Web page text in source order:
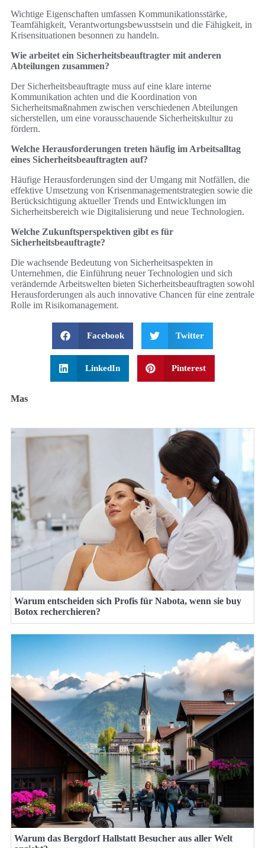
Wichtige Eigenschaften umfassen Kommunikationsstärke,
Teamfähigkeit, Verantwortungsbewusstsein und die Fähigkeit, in
Krisensituationen besonnen zu handeln.
Wie arbeitet ein Sicherheitsbeauftragter mit anderen
Abteilungen zusammen?
Der Sicherheitsbeauftragte muss auf eine klare interne
Kommunikation achten und die Koordination von
Sicherheitsmaßnahmen zwischen verschiedenen Abteilungen
sicherstellen, um eine vorausschauende Sicherheitskultur zu
fördern.
Welche Herausforderungen treten häufig im Arbeitsalltag
eines Sicherheitsbeauftragten auf?
Häufige Herausforderungen sind der Umgang mit Notfällen, die
effektive Umsetzung von Krisenmanagementstrategien sowie die
Berücksichtigung aktueller Trends und Entwicklungen im
Sicherheitsbereich wie Digitalisierung und neue Technologien.
Welche Zukunftsperspektiven gibt es für
Sicherheitsbeauftragte?
Die wachsende Bedeutung von Sicherheitsaspekten in
Unternehmen, die Einführung neuer Technologien und sich
verändernde Arbeitswelten bieten Sicherheitsbeauftragten sowohl
Herausforderungen als auch innovative Chancen für eine zentrale
Rolle im Risikomanagement.
Facebook Twitter
LinkedIn Pinterest
Mas
Warum entscheiden sich Profis für Nabota, wenn sie buy
Botox recherchieren?
Warum das Bergdorf Hallstatt Besucher aus aller Welt